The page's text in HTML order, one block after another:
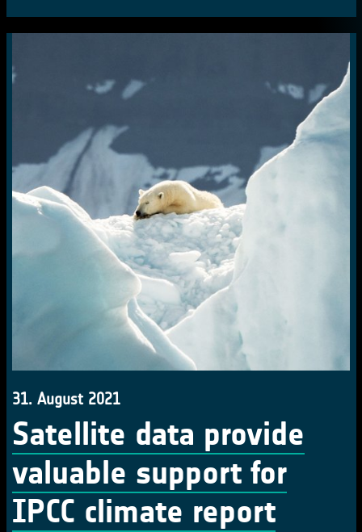
31. August 2021
Satellite data provide
valuable support for
IPCC climate report